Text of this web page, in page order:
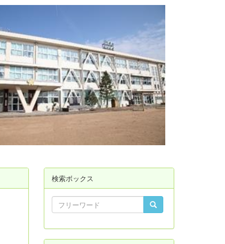
検索ボックス